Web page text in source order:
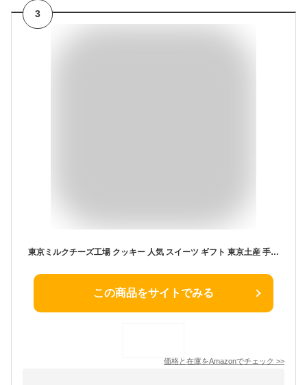
3
東京ミルクチーズ工場 クッキー 人気 スイーツ ギフト 東京土産 手土産 個包装 プレゼント お返し 内祝い 焼き菓子 (ソルト＆カマンベールクッキー9枚)
この商品をサイトでみる
価格と在庫をAmazonでチェック >>